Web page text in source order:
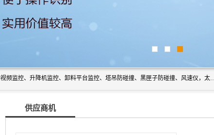
上海宇叶电子科技有限公司是吊钩视频监控、升降机监控、卸料平台监控、塔吊防碰撞、黑匣子防碰撞、风速仪，太
供应商机